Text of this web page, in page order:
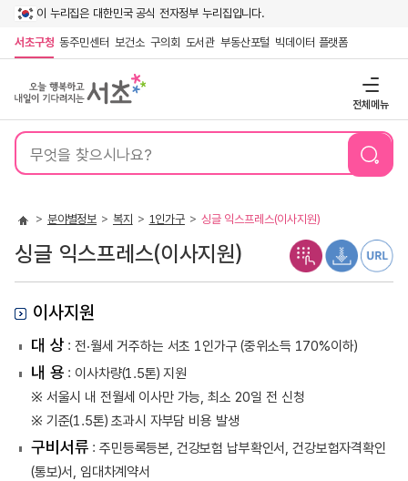
이 누리집은 대한민국 공식 전자정부 누리집입니다.
서초구청 동주민센터 보건소 구의회 도서관 부동산포털 빅데이터 플랫폼
전체메뉴
통
검
분야별정보 복지 1인가구 싱글 익스프레스(이사지원)
싱글 익스프레스(이사지원)
이사지원
대 상: 전‧월세 거주하는 서초 1인가구 (중위소득 170%이하)
내 용 : 이사차량(1.5톤) 지원
※ 서울시 내 전월세 이사만 가능, 최소 20일 전 신청
※ 기준(1.5톤) 초과시 자부담 비용 발생
구비서류 : 주민등록등본, 건강보험 납부확인서, 건강보험자격확인
(통보)서, 임대차계약서